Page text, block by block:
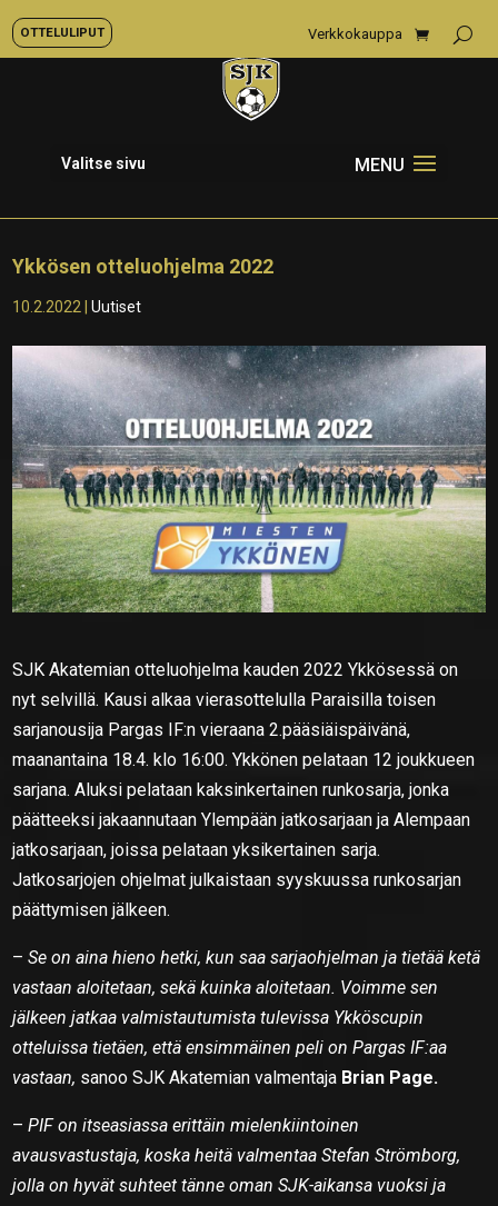
OTTELULIPUT Verkkokauppa
Valitse sivu
Ykkösen otteluohjelma 2022
10.2.2022 |Uutiset
SJK Akatemian otteluohjelma kauden 2022 Ykkösessä on
nyt selvillä. Kausi alkaa vierasottelulla Paraisilla toisen
sarjanousija Pargas IF:n vieraana 2.pääsiäispäivänä,
maanantaina 18.4. klo 16:00. Ykkönen pelataan 12 joukkueen
sarjana. Aluksi pelataan kaksinkertainen runkosarja, jonka
päätteeksi jakaannutaan Ylempään jatkosarjaan ja Alempaan
jatkosarjaan, joissa pelataan yksikertainen sarja.
Jatkosarjojen ohjelmat julkaistaan syyskuussa runkosarjan
päättymisen jälkeen.
–Se on aina hieno hetki, kun saa sarjaohjelman ja tietää ketä
vastaan aloitetaan, sekä kuinka aloitetaan. Voimme sen
jälkeen jatkaa valmistautumista tulevissa Ykköscupin
otteluissa tietäen, että ensimmäinen peli on Pargas IF:aa
vastaan, sanoo SJK Akatemian valmentaja Brian Page.
–PIF on itseasiassa erittäin mielenkiintoinen
avausvastustaja, koska heitä valmentaa Stefan Strömborg,
jolla on hyvät suhteet tänne oman SJK-aikansa vuoksi ja